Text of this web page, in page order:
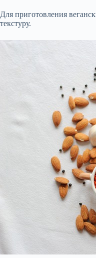
Для приготовления
текстуру.